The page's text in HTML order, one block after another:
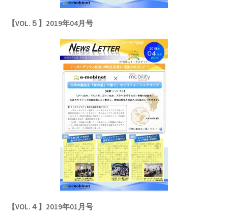
【VOL.５】2019年04月号
【VOL.４】2019年01月号